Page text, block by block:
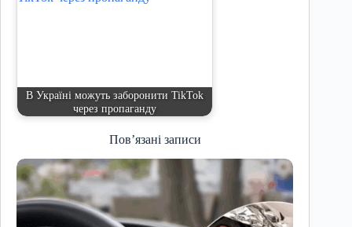
В Україні можуть заборонити TikTok
через пропаганду
Пов’язані записи